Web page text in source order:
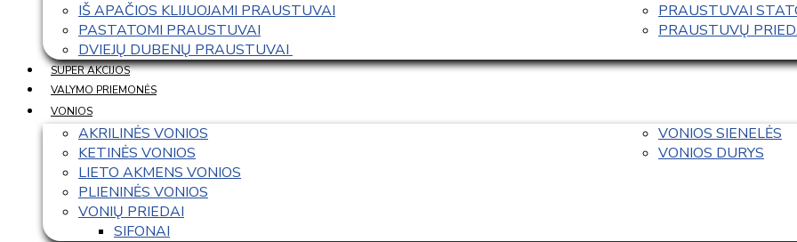
IŠ APAČIOS KLIJUOJAMI PRAUSTUVAI
PASTATOMI PRAUSTUVAI
DVIEJŲ DUBENŲ PRAUSTUVAI
PRAUSTUVAI
PRAUSTUVŲ
SUPER AKCIJOS
VALYMO PRIEMONĖS
VONIOS
AKRILINĖS VONIOS
KETINĖS VONIOS
LIETO AKMENS VONIOS
PLIENINĖS VONIOS
VONIŲ PRIEDAI
SIFONAI
VONIOS SIENELĖS
VONIOS DURYS